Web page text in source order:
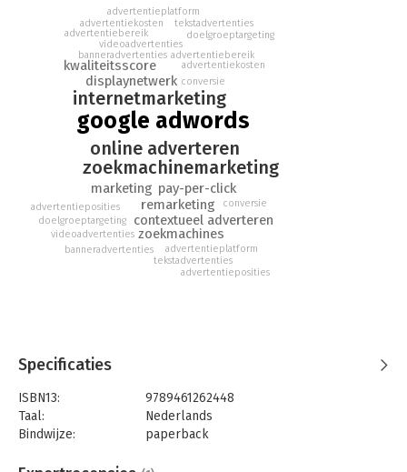
kennen als geen ander de mogelijkheden.
Weinig tijd, maar veel ambities? Informeer jezelf snel en
grondig met de boeken in de serie Digitale trends en tools in
60 minuten. De serie is een initiatief van Uitgeverij Haystack in
samenwerking met Frankwatching.com, het toonaangevende
platform over online trends, tips & tricks.
google adwords
online adverteren
zoekmachinemarketing
internetmarketing
pay-per-click
remarketing
marketing
displaynetwerk
contextueel adverteren
zoekmachines
kwaliteitsscore
banneradvertenties
conversie
videoadvertenties
advertentiebereik
advertentiekosten
advertentieplatform
tekstadvertenties
doelgroeptargeting
advertentieposities
banneradvertenties
conversie
videoadvertenties
advertentiebereik
advertentiekosten
advertentieplatform
tekstadvertenties
doelgroeptargeting
advertentieposities
Specificaties
ISBN13:
9789461262448
Taal:
Nederlands
Bindwijze:
paperback